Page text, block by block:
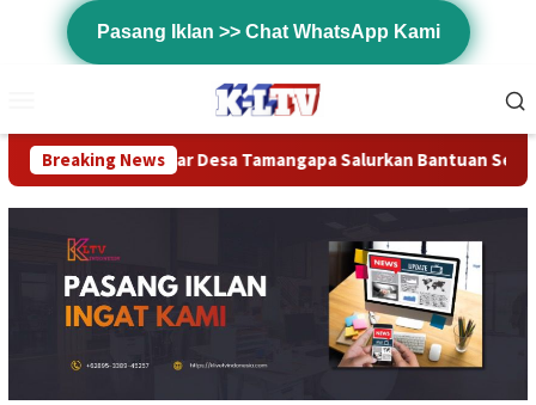
Pasang Iklan >> Chat WhatsApp Kami
Mobile
Breaking News
3 Pilar Desa Tamangapa Salurkan Bantuan Sembako